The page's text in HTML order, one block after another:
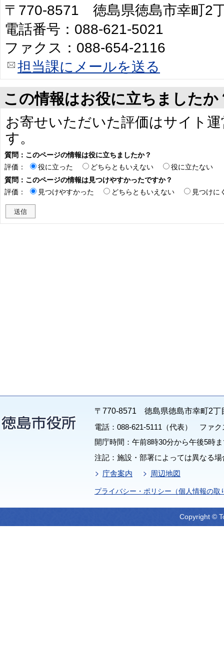
〒770-8571 徳島県徳島市幸町2
電話番号：088-621-5021
ファクス：088-654-2116
担当課にメールを送る
この情報はお役に立ちましたか
お寄せいただいた評価はサイト
す。
質問：このページの情報は役に立ちましたか？
評価：
役に立った どちらともいえない
役に立たない
質問：このページの情報は見つけやすかったですか？
評価：
見つけやすかった どちらともいえない 見つけに
〒770-8571 徳島県徳島市幸町2丁
電話：088-621-5111（代表） ファク
開庁時間：午前8時30分から午後5時
注記：施設・部署によっては異なる
庁舎案内
周辺地図
プライバシー・ポリシー（個人情報の取
Copyright ©